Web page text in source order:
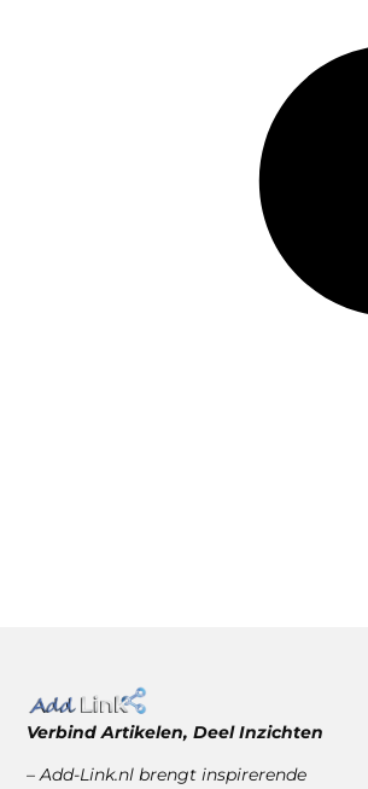
Verbind Artikelen, Deel Inzichten
– Add-Link.nl brengt inspirerende